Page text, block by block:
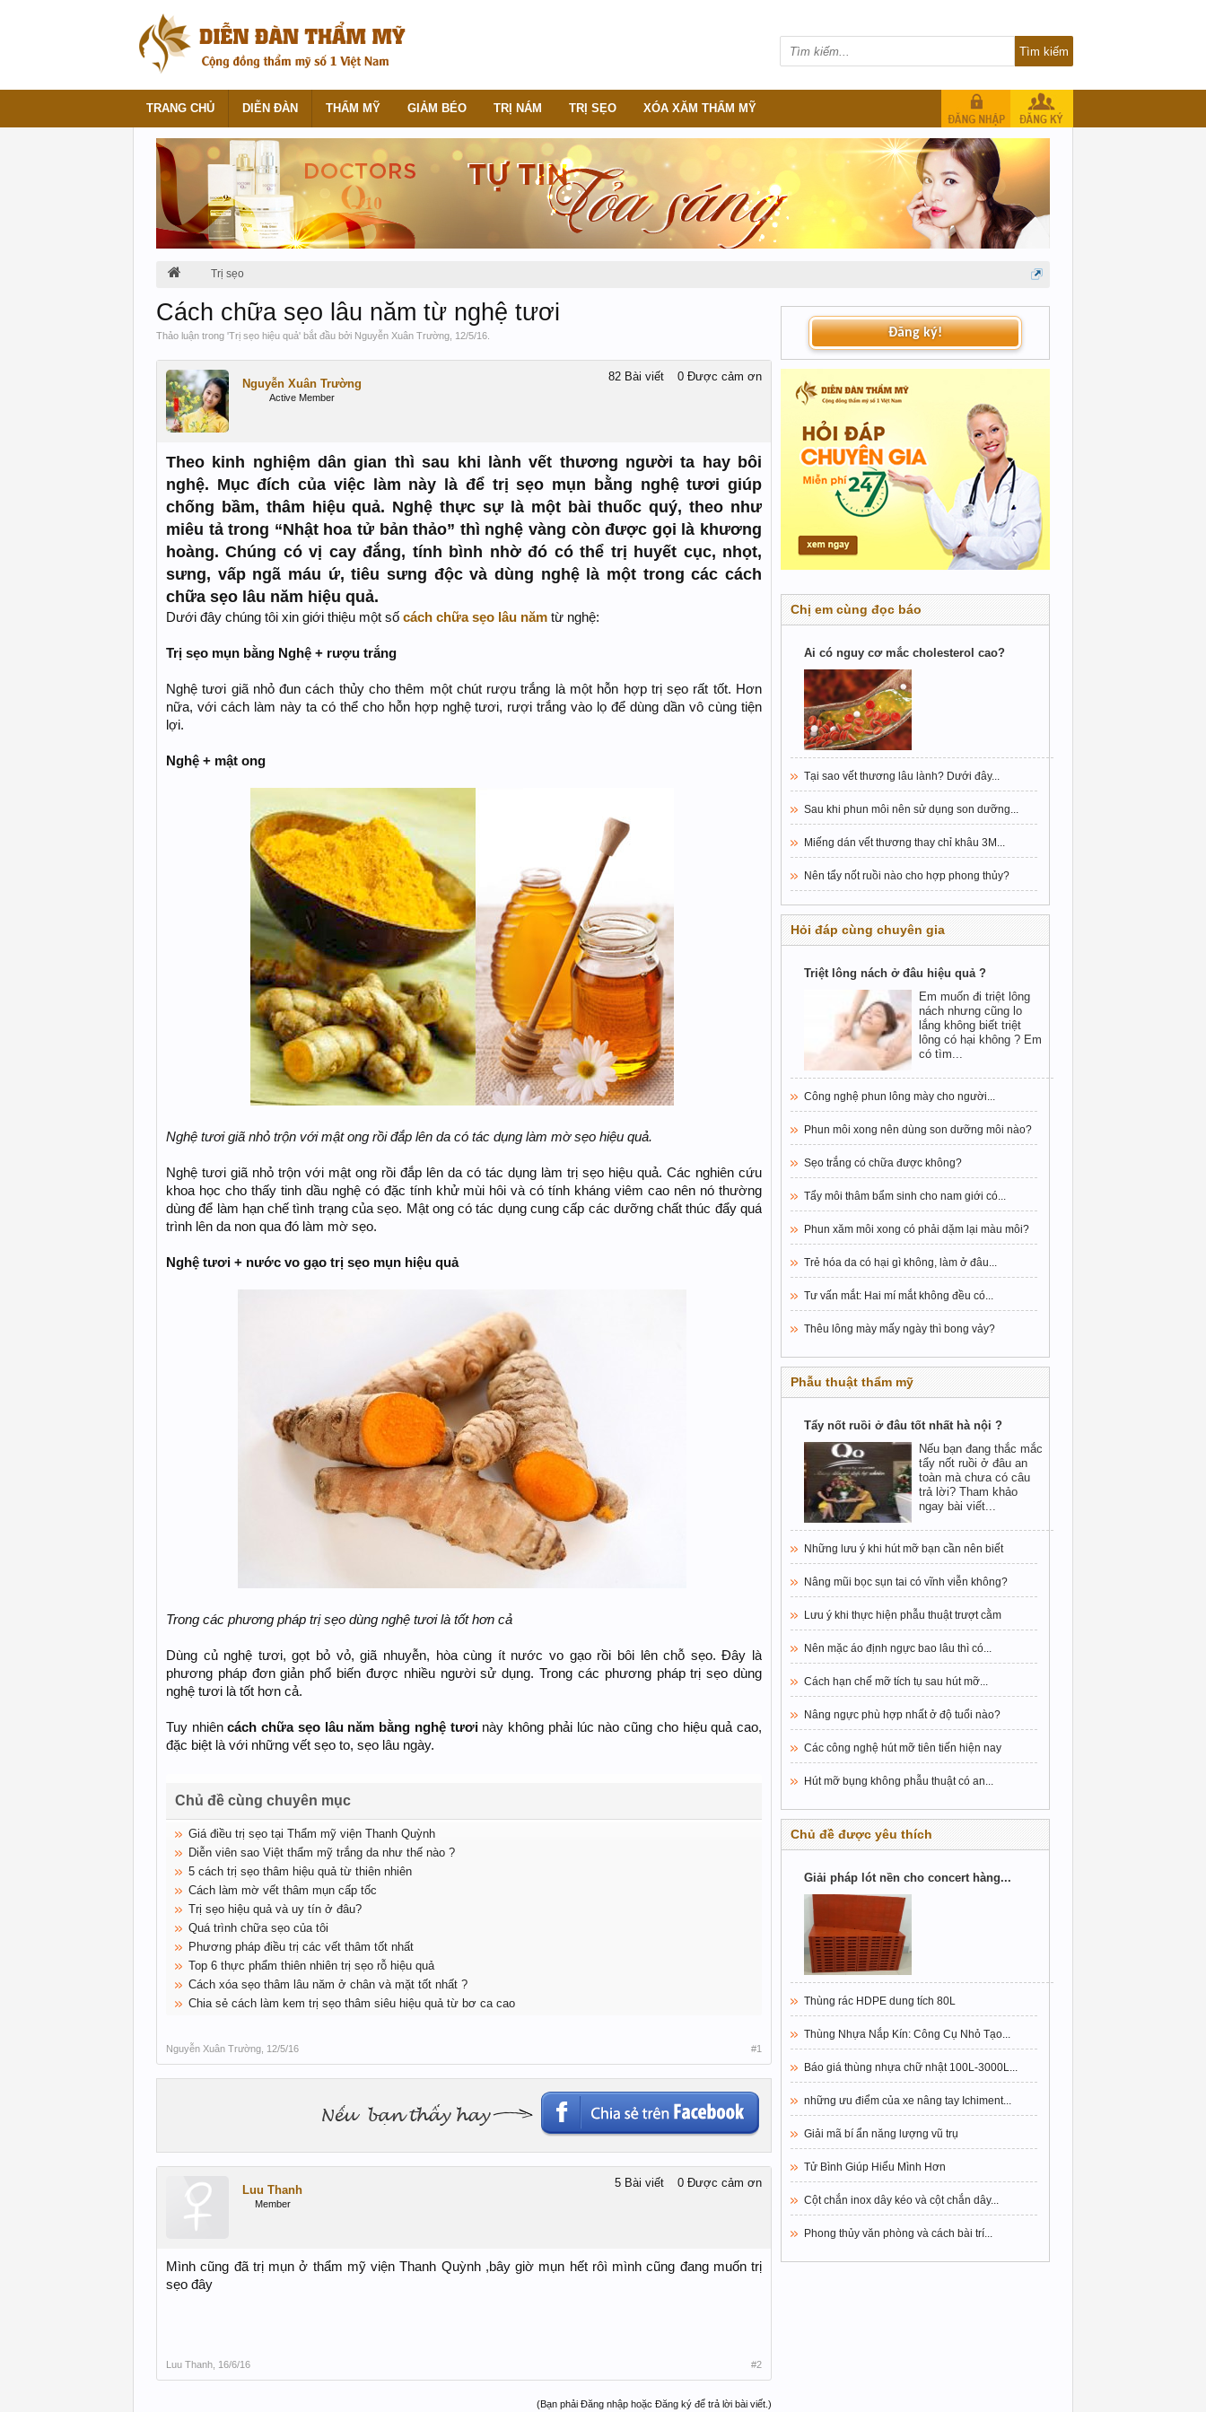
Trị sẹo
Cách chữa sẹo lâu năm từ nghệ tươi
Thảo luận trong 'Trị sẹo hiệu quả' bắt đầu bởi Nguyễn Xuân Trường 12/5/16
Nguyễn Xuân Trường
Active Member
82 Bài viết 0 Được cảm ơn
Theo kinh nghiệm dân gian thì sau khi lành vết thương người ta hay bôi
nghệ. Mục đích của việc làm này là để trị sẹo mụn bằng nghệ tươi giúp
chống bầm, thâm hiệu quả. Nghệ thực sự là một bài thuốc quý, theo như
miêu tả trong “Nhật hoa tử bản thảo” thì nghệ vàng còn được gọi là khương
hoàng. Chúng có vị cay đắng, tính bình nhờ đó có thể trị huyết cục, nhọt,
sưng, vấp ngã máu ứ, tiêu sưng độc và dùng nghệ là một trong các cách
chữa sẹo lâu năm hiệu quả.
Dưới đây chúng tôi xin giới thiệu một số cách chữa sẹo lâu năm từ nghệ:
Trị sẹo mụn bằng Nghệ + rượu trắng
Nghệ tươi giã nhỏ đun cách thủy cho thêm một chút rượu trắng là một hỗn hợp trị sẹo rất tốt. Hơn
nữa, với cách làm này ta có thể cho hỗn hợp nghệ tươi, rượi trắng vào lọ để dùng dần vô cùng tiện
lợi.
Nghệ + mật ong
Nghệ tươi giã nhỏ trộn với mật ong rồi đắp lên da có tác dụng làm mờ sẹo hiệu quả.
Nghệ tươi giã nhỏ trộn với mật ong rồi đắp lên da có tác dụng làm trị sẹo hiệu quả. Các nghiên cứu
khoa học cho thấy tinh dầu nghệ có đặc tính khử mùi hôi và có tính kháng viêm cao nên nó thường
dùng để làm hạn chế tình trạng của sẹo. Mật ong có tác dụng cung cấp các dưỡng chất thúc đẩy quá
trình lên da non qua đó làm mờ sẹo.
Nghệ tươi + nước vo gạo trị sẹo mụn hiệu quả
Trong các phương pháp trị sẹo dùng nghệ tươi là tốt hơn cả
Dùng củ nghệ tươi, gọt bỏ vỏ, giã nhuyễn, hòa cùng ít nước vo gạo rồi bôi lên chỗ sẹo. Đây là
phương pháp đơn giản phổ biến được nhiều người sử dụng. Trong các phương pháp trị sẹo dùng
nghệ tươi là tốt hơn cả.
Tuy nhiêncách chữa sẹo lâu năm bằng nghệ tươinày không phải lúc nào cũng cho hiệu quả cao,
đặc biệt là với những vết sẹo to, sẹo lâu ngày.
Chủ đề cùng chuyên mục
Giá điều trị sẹo tại Thẩm mỹ viện Thanh Quỳnh
Diễn viên sao Việt thẩm mỹ trắng da như thế nào ?
5 cách trị sẹo thâm hiệu quả từ thiên nhiên
Cách làm mờ vết thâm mụn cấp tốc
Trị sẹo hiệu quả và uy tín ở đâu?
Quá trình chữa sẹo của tôi
Phương pháp điều trị các vết thâm tốt nhất
Top 6 thực phẩm thiên nhiên trị sẹo rỗ hiệu quả
Cách xóa sẹo thâm lâu năm ở chân và mặt tốt nhất ?
Chia sẻ cách làm kem trị sẹo thâm siêu hiệu quả từ bơ ca cao
Nguyễn Xuân Trường 12/5/16 #1
Luu Thanh
Member
5 Bài viết 0 Được cảm ơn
Mình cũng đã trị mụn ở thẩm mỹ viện Thanh Quỳnh ,bây giờ mụn hết rôì mình cũng đang muốn trị
sẹo đây
Luu Thanh 16/6/16 #2
(Bạn phải Đăng nhập hoặc Đăng ký để trả lời bài viết.)
Đăng ký!
Chị em cùng đọc báo
Ai có nguy cơ mắc cholesterol cao?
Tại sao vết thương lâu lành? Dưới đây...
Sau khi phun môi nên sử dụng son dưỡng...
Miếng dán vết thương thay chỉ khâu 3M...
Nên tẩy nốt ruồi nào cho hợp phong thủy?
Hỏi đáp cùng chuyên gia
Triệt lông nách ở đâu hiệu quả ?
Em muốn đi triệt lông
nách nhưng cũng lo
lắng không biết triệt
lông có hại không ? Em
có tìm...
Công nghệ phun lông mày cho người...
Phun môi xong nên dùng son dưỡng môi nào?
Sẹo trắng có chữa được không?
Tẩy môi thâm bẩm sinh cho nam giới có...
Phun xăm môi xong có phải dặm lại màu môi?
Trẻ hóa da có hại gì không, làm ở đâu...
Tư vấn mắt: Hai mí mắt không đều có...
Thêu lông mày mấy ngày thì bong vảy?
Phẫu thuật thẩm mỹ
Tẩy nốt ruồi ở đâu tốt nhất hà nội ?
Nếu bạn đang thắc mắc
tẩy nốt ruồi ở đâu an
toàn mà chưa có câu
trả lời? Tham khảo
ngay bài viết...
Những lưu ý khi hút mỡ bạn cần nên biết
Nâng mũi bọc sụn tai có vĩnh viễn không?
Lưu ý khi thực hiện phẫu thuật trượt cằm
Nên mặc áo định ngực bao lâu thì có...
Cách hạn chế mỡ tích tụ sau hút mỡ...
Nâng ngực phù hợp nhất ở độ tuổi nào?
Các công nghệ hút mỡ tiên tiến hiện nay
Hút mỡ bụng không phẫu thuật có an...
Chủ đề được yêu thích
Giải pháp lót nền cho concert hàng...
Thùng rác HDPE dung tích 80L
Thùng Nhựa Nắp Kín: Công Cụ Nhỏ Tạo...
Báo giá thùng nhựa chữ nhật 100L-3000L...
những ưu điểm của xe nâng tay Ichiment...
Giải mã bí ẩn năng lượng vũ trụ
Tử Bình Giúp Hiểu Mình Hơn
Cột chắn inox dây kéo và cột chắn dây...
Phong thủy văn phòng và cách bài trí...
TRANG CHỦ DIỄN ĐÀN THẨM MỸ GIẢM BÉO TRỊ NÁM TRỊ SẸO XÓA XĂM THẨM MỸ